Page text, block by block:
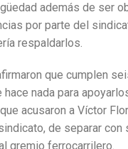
además de ser
por parte del
respaldarlos.
que cumplen
hace nada para
acusaron a Víctor
de separar con
gremio ferrocarrilero.